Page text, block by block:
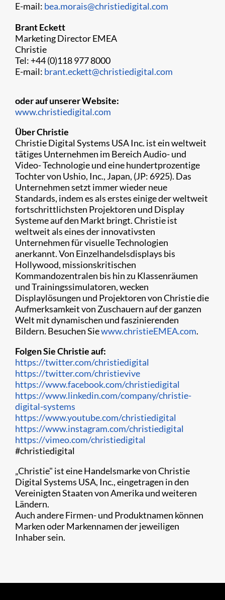
E-mail: bea.morais@christiedigital.com
Brant Eckett
Marketing Director EMEA
Christie
Tel: +44 (0)118 977 8000
E-mail: brant.eckett@christiedigital.com
oder auf unserer Website:
www.christiedigital.com
Über Christie
Christie Digital Systems USA Inc. ist ein weltweit
tätiges Unternehmen im Bereich Audio- und
Video- Technologie und eine hundertprozentige
Tochter von Ushio, Inc., Japan, (JP: 6925). Das
Unternehmen setzt immer wieder neue
Standards, indem es als erstes einige der weltweit
fortschrittlichsten Projektoren und Display
Systeme auf den Markt bringt. Christie ist
weltweit als eines der innovativsten
Unternehmen für visuelle Technologien
anerkannt. Von Einzelhandelsdisplays bis
Hollywood, missionskritischen
Kommandozentralen bis hin zu Klassenräumen
und Trainingssimulatoren, wecken
Displaylösungen und Projektoren von Christie die
Aufmerksamkeit von Zuschauern auf der ganzen
Welt mit dynamischen und faszinierenden
Bildern. Besuchen Siewww.christieEMEA.com.
Folgen Sie Christie auf:
https://twitter.com/christiedigital
https://twitter.com/christievive
https://www.facebook.com/christiedigital
https://www.linkedin.com/company/christie-
digital-systems
https://www.youtube.com/christiedigital
https://www.instagram.com/christiedigital
https://vimeo.com/christiedigital
#christiedigital
„Christie" ist eine Handelsmarke von Christie
Digital Systems USA, Inc., eingetragen in den
Vereinigten Staaten von Amerika und weiteren
Ländern.
Auch andere Firmen- und Produktnamen können
Marken oder Markennamen der jeweiligen
Inhaber sein.